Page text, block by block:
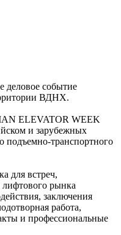
деловое событие
ВДНХ.
ELEVATOR WEEK
и зарубежных
подъемно-транспортного
для встреч,
лифтового рынка
заключения
работа,
и профессиональные